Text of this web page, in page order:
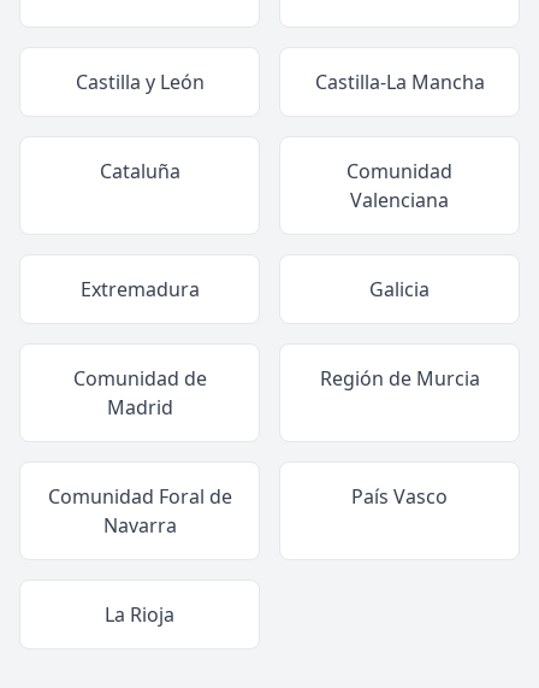
Castilla y León Castilla-La Mancha
Cataluña
Comunidad
Valenciana
Extremadura Galicia
Comunidad de
Madrid
Región de Murcia
Comunidad Foral de
Navarra
País Vasco
La Rioja